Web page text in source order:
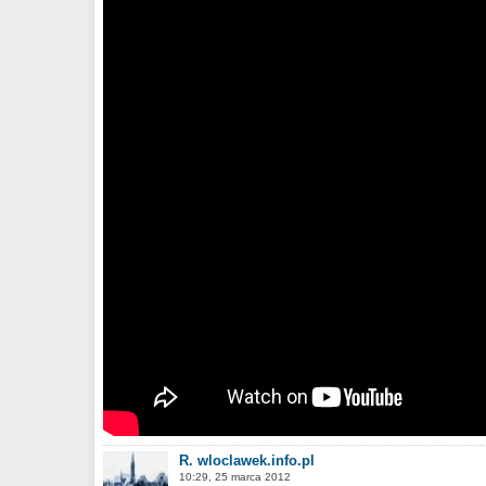
R. wloclawek.info.pl
10:29, 25 marca 2012